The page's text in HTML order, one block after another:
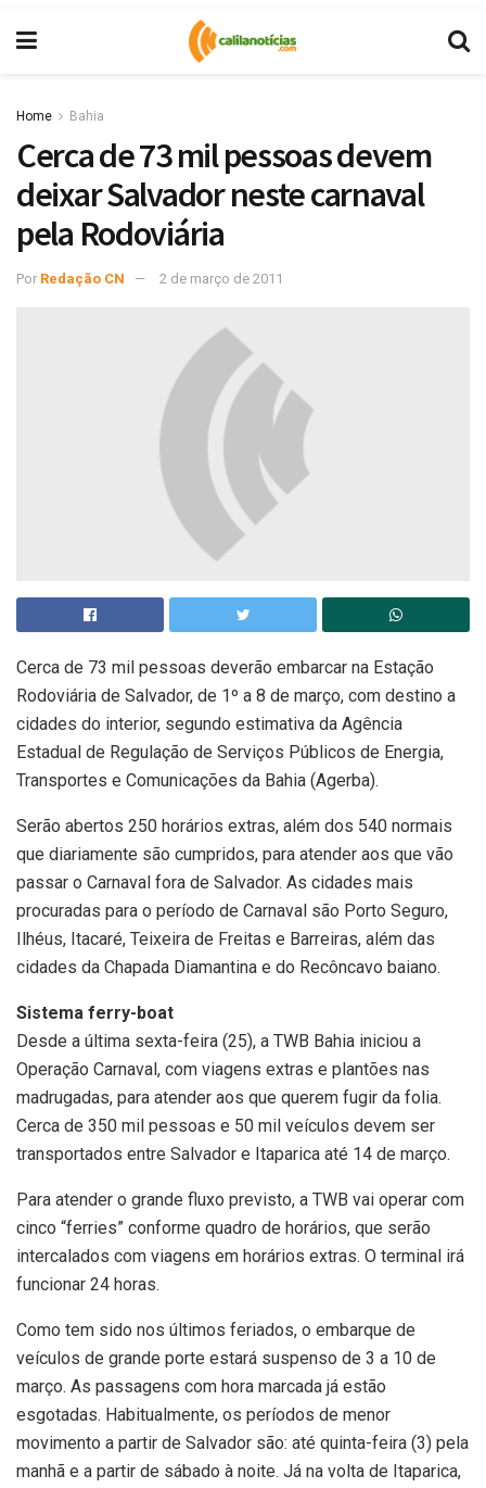
Home Bahia
Cerca de 73 mil pessoas devem
deixar Salvador neste carnaval
pela Rodoviária
Por Redação CN 2 de março de 2011
Cerca de 73 mil pessoas deverão embarcar na Estação
Rodoviária de Salvador, de 1º a 8 de março, com destino a
cidades do interior, segundo estimativa da Agência
Estadual de Regulação de Serviços Públicos de Energia,
Transportes e Comunicações da Bahia (Agerba).
Serão abertos 250 horários extras, além dos 540 normais
que diariamente são cumpridos, para atender aos que vão
passar o Carnaval fora de Salvador. As cidades mais
procuradas para o período de Carnaval são Porto Seguro,
Ilhéus, Itacaré, Teixeira de Freitas e Barreiras, além das
cidades da Chapada Diamantina e do Recôncavo baiano.
Sistema ferry-boat
Desde a última sexta-feira (25), a TWB Bahia iniciou a
Operação Carnaval, com viagens extras e plantões nas
madrugadas, para atender aos que querem fugir da folia.
Cerca de 350 mil pessoas e 50 mil veículos devem ser
transportados entre Salvador e Itaparica até 14 de março.
Para atender o grande fluxo previsto, a TWB vai operar com
cinco “ferries” conforme quadro de horários, que serão
intercalados com viagens em horários extras. O terminal irá
funcionar 24 horas.
Como tem sido nos últimos feriados, o embarque de
veículos de grande porte estará suspenso de 3 a 10 de
março. As passagens com hora marcada já estão
esgotadas. Habitualmente, os períodos de menor
movimento a partir de Salvador são: até quinta-feira (3) pela
manhã e a partir de sábado à noite. Já na volta de Itaparica,